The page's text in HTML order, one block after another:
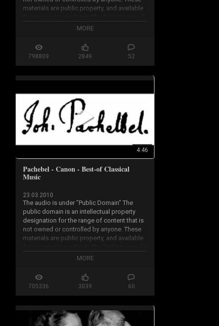
materials are public property, and available
...50 years from creation year or 70 years
after his death
MORE
798809 2849 52
4:46
Pachebel - Canon - Best-of Classical
Music
23.03.2010
The audio is under "Public Domain" The
public domain is an intellectual property
designation for the range of content that is
not owned or controlled by anyone. These
materials are public property, and available
...50 years from creation year or 70 years
after his death
MORE
705336 3039 60